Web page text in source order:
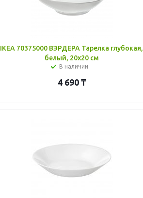
IKEA 70375000 ВЭРДЕРА Тарелка глубокая,
белый, 20x20 см
В наличии
4 690₸